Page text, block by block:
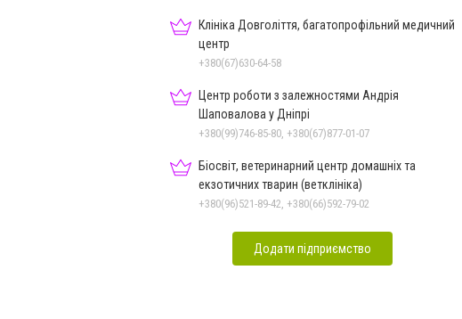
Клініка Довголіття, багатопрофільний медичний
центр
+380(67)630-64-58
Центр роботи з залежностями Андрія
Шаповалова у Дніпрі
+380(99)746-85-80, +380(67)877-01-07
Біосвіт, ветеринарний центр домашніх та
екзотичних тварин (ветклініка)
+380(96)521-89-42, +380(66)592-79-02
Додати підприємство